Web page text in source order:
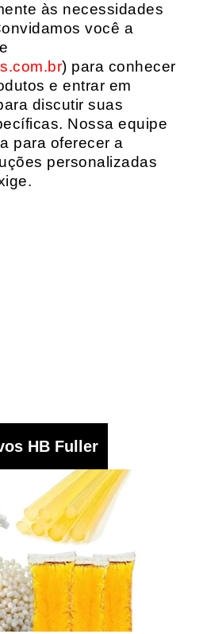
às necessidades
você a
) para conhecer
e entrar em
discutir suas
Nossa equipe
para oferecer a
personalizadas
HB Fuller